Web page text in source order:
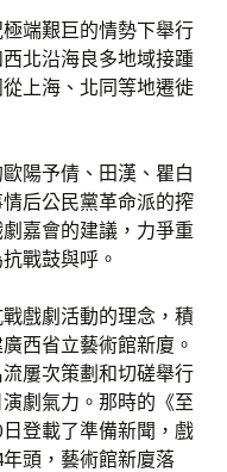
端艱巨的情勢下舉行
北沿海良多地域接踵
上海、北同等地遷徙
陽予倩、田漢、瞿白
后公民黨革命派的搾
嘉會的建議，力爭重
戰鼓與呼。
戲劇活動的理念，積
西省立藝術館新廈。
屢次策劃和切磋舉行
劇氣力。那時的《至
登載了準備新聞，戲
頭，藝術館新廈落